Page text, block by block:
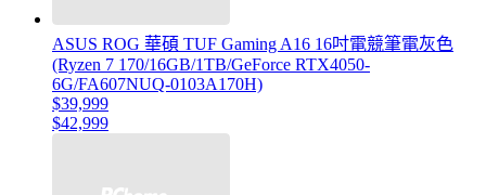
ASUS ROG 華碩 TUF Gaming A16 16吋電競筆電灰色
(Ryzen 7 170/16GB/1TB/GeForce RTX4050-
6G/FA607NUQ-0103A170H)
$39,999
$42,999